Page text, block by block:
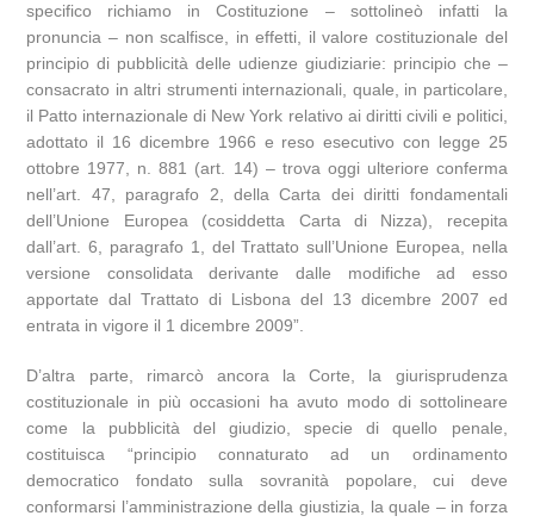
specifico richiamo in Costituzione – sottolineò infatti la
pronuncia – non scalfisce, in effetti, il valore costituzionale del
principio di pubblicità delle udienze giudiziarie: principio che –
consacrato in altri strumenti internazionali, quale, in particolare,
il Patto internazionale di New York relativo ai diritti civili e politici,
adottato il 16 dicembre 1966 e reso esecutivo con legge 25
ottobre 1977, n. 881 (art. 14) – trova oggi ulteriore conferma
nell’art. 47, paragrafo 2, della Carta dei diritti fondamentali
dell’Unione Europea (cosiddetta Carta di Nizza), recepita
dall’art. 6, paragrafo 1, del Trattato sull’Unione Europea, nella
versione consolidata derivante dalle modifiche ad esso
apportate dal Trattato di Lisbona del 13 dicembre 2007 ed
entrata in vigore il 1 dicembre 2009”.
D’altra parte, rimarcò ancora la Corte, la giurisprudenza
costituzionale in più occasioni ha avuto modo di sottolineare
come la pubblicità del giudizio, specie di quello penale,
costituisca “principio connaturato ad un ordinamento
democratico fondato sulla sovranità popolare, cui deve
conformarsi l’amministrazione della giustizia, la quale – in forza